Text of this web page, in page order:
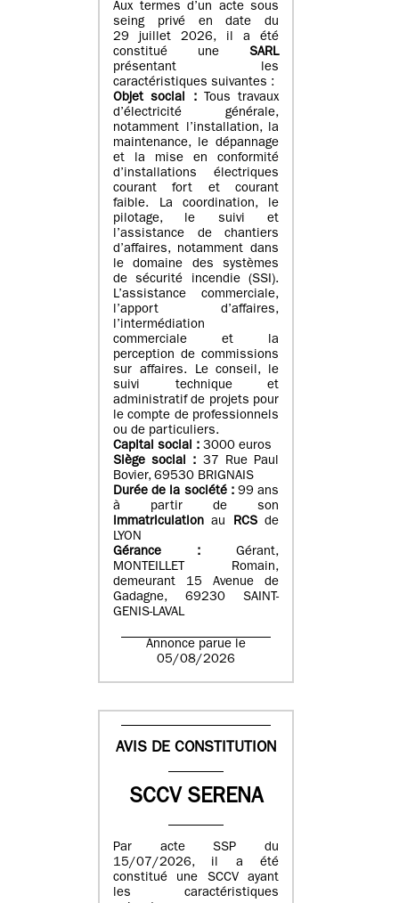
Aux termes d’un acte sous
seing privé en date du
29 juillet 2026, il a été
constitué une SARL
présentant les
caractéristiques suivantes :
Objet social :
Tous travaux
d’électricité générale,
notamment l’installation, la
maintenance, le dépannage
et la mise en conformité
d’installations électriques
courant fort et courant
faible. La coordination, le
pilotage, le suivi et
l’assistance de chantiers
d’affaires, notamment dans
le domaine des systèmes
de sécurité incendie (SSI).
L’assistance commerciale,
l’apport d’affaires,
l’intermédiation
commerciale et la
perception de commissions
sur affaires. Le conseil, le
suivi technique et
administratif de projets pour
le compte de professionnels
ou de particuliers.
Capital social : 3000 euros
Siège social : 37 Rue Paul
Bovier, 69530 BRIGNAIS
Durée de la société : 99 ans
à partir de son
immatriculation au RCSde
LYON
Gérance :
Gérant,
MONTEILLET Romain,
demeurant 15 Avenue de
Gadagne, 69230 SAINT-
GENIS-LAVAL
Annonce parue le
05/08/2026
AVIS DE CONSTITUTION
SCCV SERENA
Par acte SSP du
15/07/2026, il a été
constitué une SCCV ayant
les caractéristiques